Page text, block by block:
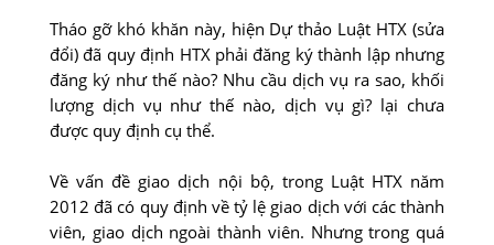
Tháo gỡ khó khăn này, hiện Dự thảo Luật HTX (sửa
đổi) đã quy định HTX phải đăng ký thành lập nhưng
đăng ký như thế nào? Nhu cầu dịch vụ ra sao, khối
lượng dịch vụ như thế nào, dịch vụ gì? lại chưa
được quy định cụ thể.
Về vấn đề giao dịch nội bộ, trong Luật HTX năm
2012 đã có quy định về tỷ lệ giao dịch với các thành
viên, giao dịch ngoài thành viên. Nhưng trong quá